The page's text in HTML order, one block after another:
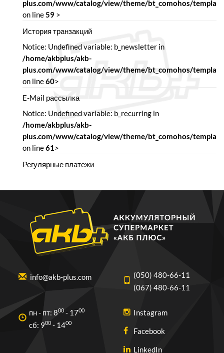
plus.com/www/catalog/view/theme/bt_comohos/
on line59 >
История транзакций
Notice: Undefined variable: b_newsletter in
/home/akbplus/akb-
plus.com/www/catalog/view/theme/bt_comohos/
on line60>
E-Mail рассылка
Notice: Undefined variable: b_recurring in
/home/akbplus/akb-
plus.com/www/catalog/view/theme/bt_comohos/
on line61>
Регулярные платежи
info@akb-plus.com
(050) 480-66-11
(067) 480-66-11
пн - пт: 800 - 1700
cб: 900 - 1400
Instagram
Facebook
LinkedIn